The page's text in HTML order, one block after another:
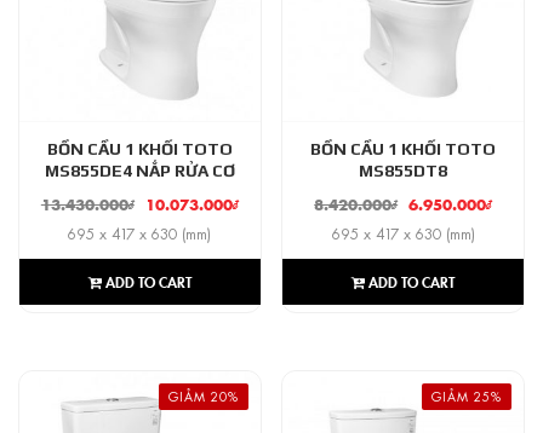
BỒN CẦU 1 KHỐI TOTO
MS855DE4 NẮP RỬA CƠ
13.430.000₫ 10.073.000₫
695 x 417 x 630 (mm)
ADD TO CART
BỒN CẦU 1 KHỐI TOTO
MS855DT8
8.420.000₫ 6.950.000₫
695 x 417 x 630 (mm)
ADD TO CART
GIẢM 20% GIẢM 25%